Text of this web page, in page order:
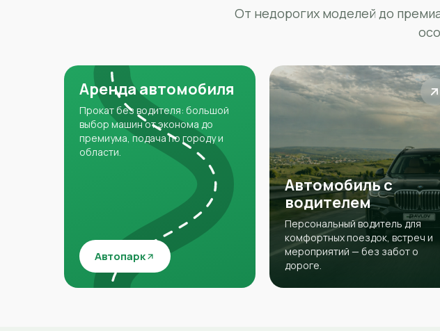
От недорогих моделей до
Аренда автомобиля
Прокат без водителя: большой
выбор машин от эконома до
премиума, подача по городу и
области.
Автопарк
Автомобиль с
водителем
Персональный водитель для
комфортных поездок, встреч и
мероприятий — без забот о
дороге.